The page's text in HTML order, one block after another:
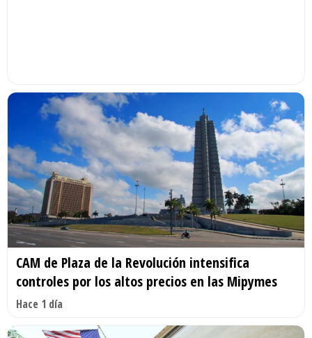
CAM de Plaza de la Revolución intensifica
controles por los altos precios en las Mipymes
Hace 1 día